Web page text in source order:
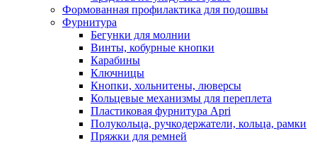
Формованная профилактика для подошвы
Фурнитура
Бегунки для молнии
Винты, кобурные кнопки
Карабины
Ключницы
Кнопки, хольнитены, люверсы
Кольцевые механизмы для переплета
Пластиковая фурнитура Apri
Полукольца, ручкодержатели, кольца, рамки
Пряжки для ремней